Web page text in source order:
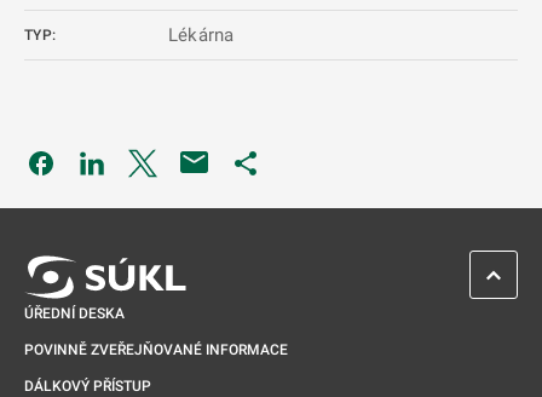
TYP: Lékárna
Odkaz se otevře na nové kartě
Odkaz se otevře na nové kartě
Odkaz se otevře na nové kartě
ÚŘEDNÍ DESKA
POVINNĚ ZVEŘEJŇOVANÉ INFORMACE
DÁLKOVÝ PŘÍSTUP
ZPĚT